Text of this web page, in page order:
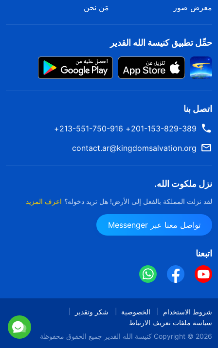
معرض صور
مَن نحن
حمِّل تطبيق كنيسة الله القدير
اتصل بنا
201-153-829-389+ 213-551-750-916+
contact.ar@kingdomsalvation.org
نزل ملكوت الله.
لقد نزلت المملكة بالفعل إلى الأرض! هل تريد دخوله؟ اعرف المزيد
تواصل معنا عبر Messenger
اتبعنا
شروط الاستخدام الخصوصية
شكر وتقدير
سياسة ملفات تعريف الارتباط
Copyright © 2026 كنيسة الله القدير جميع الحقوق محفوظة